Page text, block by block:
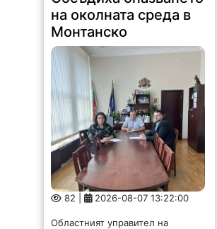
на околната среда в
Монтанско
82 | 2026-08-07 13:22:00
Областният управител на